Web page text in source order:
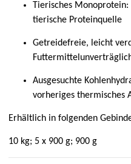
Tierisches
tierische Proteinquelle
Getreidefreie, leicht
Ausgesuchte
vorheriges thermisches
Erhältlich in folgenden
10 kg; 5 x 900 g; 900 g